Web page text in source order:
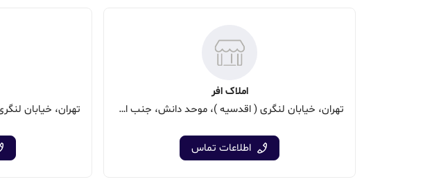
املاک افر
تهران، خیابان لنگری ( اقدسیه )، موحد دانش، جنب اتو صدری، پلاک 15
اطلاعات تماس